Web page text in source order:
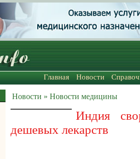
Главная Новости
Новости » Новости медицины
Индия
дешевых лекарств